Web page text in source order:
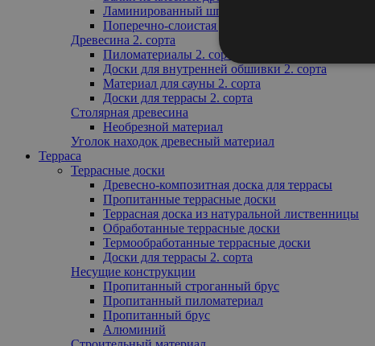
Ламинированный шпон
Поперечно-слоистая древесина
Древесина 2. сорта
Пиломатериалы 2. сорта
Доски для внутренней обшивки 2. сорта
Материал для сауны 2. сорта
Доски для террасы 2. сорта
Столярная древесина
Необрезной материал
Уголок находок древесный материал
Терраса
Террасные доски
Древесно-композитная доска для террасы
Пропитанные террасные доски
Террасная доска из натуральной лиственницы
Обработанные террасные доски
Термообработанные террасные доски
Доски для террасы 2. сорта
Несущие конструкции
Пропитанный строганный брус
Пропитанный пиломатериал
Пропитанный брус
Алюминий